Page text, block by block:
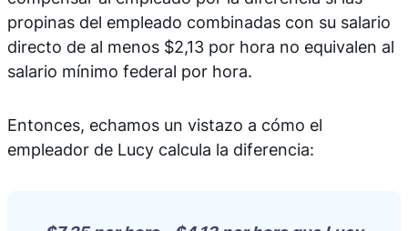
propinas del empleado combinadas con su salario
directo de al menos $2,13 por hora no equivalen al
salario mínimo federal por hora.
Entonces, echamos un vistazo a cómo el
empleador de Lucy calcula la diferencia: